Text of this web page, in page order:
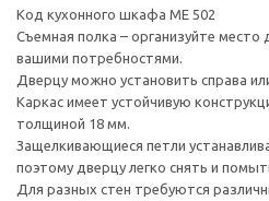
Код кухонного шкафа ME 502
Съемная полка – организуйте место
вашими потребностями.
Дверцу можно установить справа
Каркас имеет устойчивую
толщиной 18 мм.
Защелкивающиеся петли
поэтому дверцу легко снять и
Для разных стен требуются